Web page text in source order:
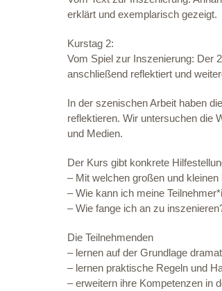
erklärt und exemplarisch gezeigt.
Kurstag 2:
Vom Spiel zur Inszenierung: Der
anschließend reflektiert und
In der szenischen Arbeit haben
reflektieren. Wir untersuchen die
und Medien.
Der Kurs gibt konkrete
– Mit welchen großen und
– Wie kann ich meine
– Wie fange ich an zu
Die Teilnehmenden
– lernen auf der Grundlage
– lernen praktische Regeln und
– erweitern ihre Kompetenzen in